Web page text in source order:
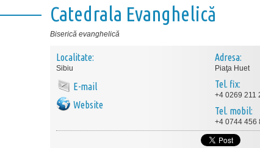
Catedrala Evanghelică
Biserică evanghelică
Localitate:
Sibiu
E-mail
Website
Adresa:
Piaţa Huet
Tel. fix:
+4 0269 211
Tel. mobil:
+4 0744 456